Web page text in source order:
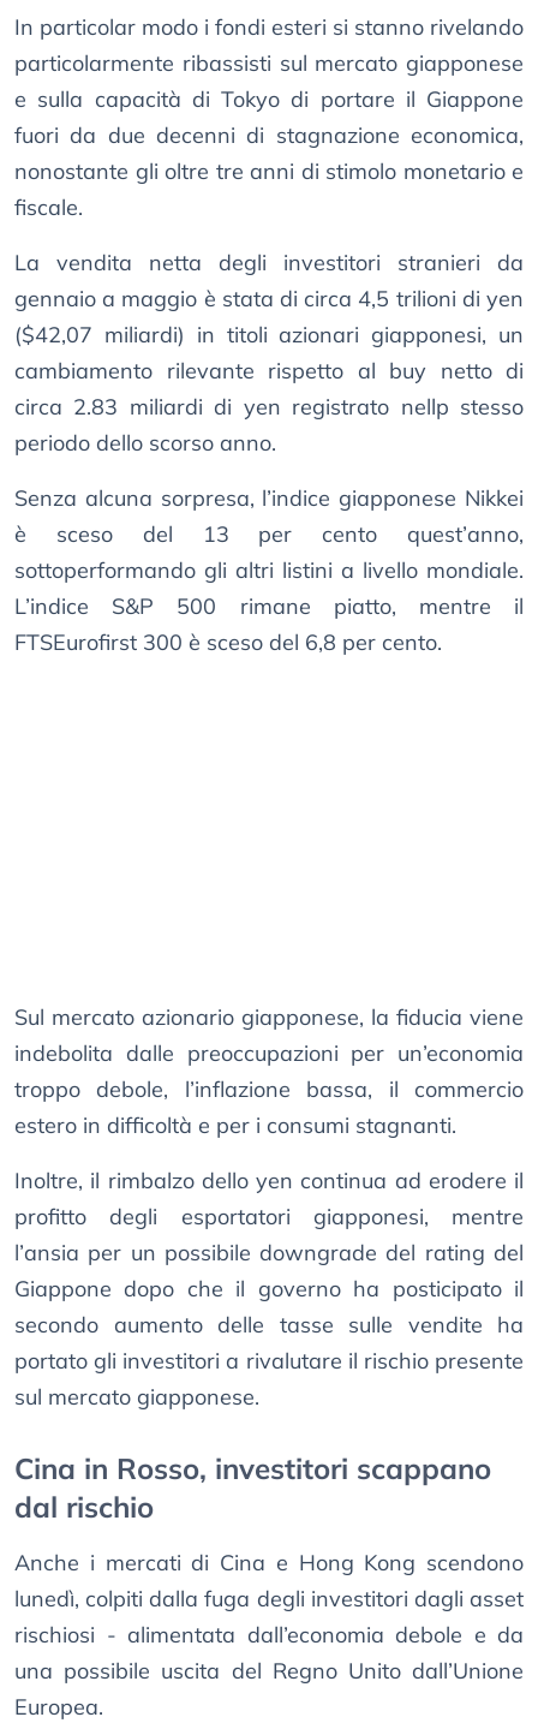
In particolar modo i fondi esteri si stanno rivelando
particolarmente ribassisti sul mercato giapponese
e sulla capacità di Tokyo di portare il Giappone
fuori da due decenni di stagnazione economica,
nonostante gli oltre tre anni di stimolo monetario e
fiscale.
La vendita netta degli investitori stranieri da
gennaio a maggio è stata di circa 4,5 trilioni di yen
($42,07 miliardi) in titoli azionari giapponesi, un
cambiamento rilevante rispetto al buy netto di
circa 2.83 miliardi di yen registrato nellp stesso
periodo dello scorso anno.
Senza alcuna sorpresa, l’indice giapponese Nikkei
è sceso del 13 per cento quest’anno,
sottoperformando gli altri listini a livello mondiale.
L’indice S&P 500 rimane piatto, mentre il
FTSEurofirst 300 è sceso del 6,8 per cento.
Sul mercato azionario giapponese, la fiducia viene
indebolita dalle preoccupazioni per un’economia
troppo debole, l’inflazione bassa, il commercio
estero in difficoltà e per i consumi stagnanti.
Inoltre, il rimbalzo dello yen continua ad erodere il
profitto degli esportatori giapponesi, mentre
l’ansia per un possibile downgrade del rating del
Giappone dopo che il governo ha posticipato il
secondo aumento delle tasse sulle vendite ha
portato gli investitori a rivalutare il rischio presente
sul mercato giapponese.
Cina in Rosso, investitori scappano
dal rischio
Anche i mercati di Cina e Hong Kong scendono
lunedì, colpiti dalla fuga degli investitori dagli asset
rischiosi - alimentata dall’economia debole e da
una possibile uscita del Regno Unito dall’Unione
Europea.